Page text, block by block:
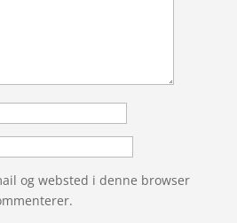
og websted i denne browser